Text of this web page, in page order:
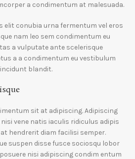
a condimentum at malesuada.
elit conubia urna fermentum vel eros
nam leo sem condimentum eu
a vulputate ante scelerisque
a a condimentum eu vestibulum
blandit.
sit at adipiscing. Adipiscing
vene natis iaculis ridiculus adipis
hendrerit diam facilisi semper.
suspen disse fusce sociosqu lobor
nisi adipiscing condim entum